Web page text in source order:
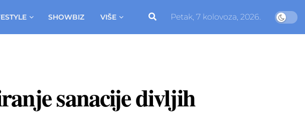
SHOWBIZ VIŠE Petak, 7 kolovoza, 2026.
sanacije divljih